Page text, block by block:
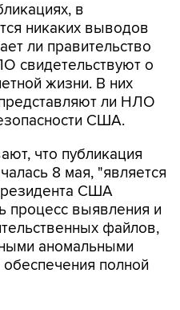
в
никаких выводов
ли правительство
свидетельствуют о
жизни. В них
ли НЛО
США.
что публикация
8 мая, "является
США
процесс выявления и
файлов,
аномальными
полной